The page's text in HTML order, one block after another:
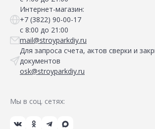
Интернет-магазин:
+7 (3822) 90-00-17
с 8:00 до 21:00
mail@stroyparkdiy.ru
Для запроса счета, актов сверки и
документов
osk@stroyparkdiy.ru
Мы в соц. сетях: